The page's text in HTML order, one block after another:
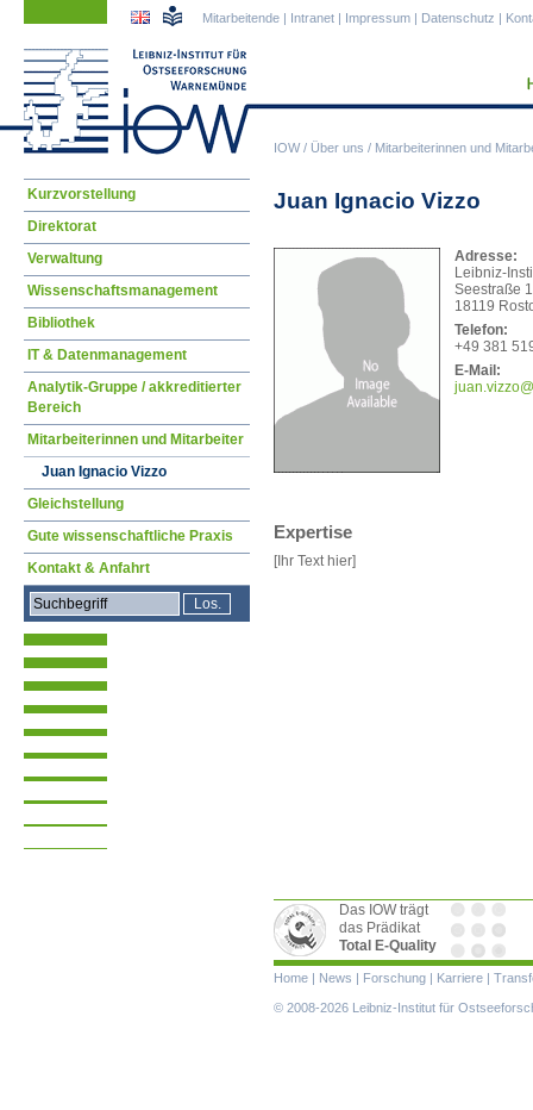
IOW/ Über uns / Mitarbeiterinnen und
Mitarbeitende | Intranet | Impressum | Datenschutz |
Juan Ignacio Vizzo
Adresse:
Leibniz-
Seestraße
18119
Telefon:
+49 381
E-Mail:
juan
Expertise
[Ihr Text hier]
Navigation
Kurzvorstellung
Direktorat
Verwaltung
Wissenschaftsmanagement
Bibliothek
IT & Datenmanagement
Analytik-Gruppe / akkreditierter
Bereich
Mitarbeiterinnen und Mitarbeiter
Juan Ignacio Vizzo
Gleichstellung
Gute wissenschaftliche Praxis
Kontakt & Anfahrt
Das IOW trägt
das Prädikat
Total E-Quality
Navigation
überspringen
Home | News | Forschung | Karriere |
© 2008-2026 Leibniz-Institut für